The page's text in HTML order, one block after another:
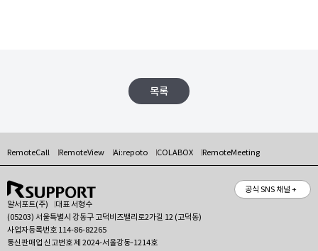
목록
RemoteCall RemoteView Ai:repoto COLABOX RemoteMeeting
알서포트(주)
대표 서형수
(05203) 서울특별시 강동구 고덕비즈밸리로2가길 12 (고덕동)
사업자등록번호 114-86-82265
통신판매업 신고번호 제 2024-서울강동-1214호
공식 SNS 채널 +